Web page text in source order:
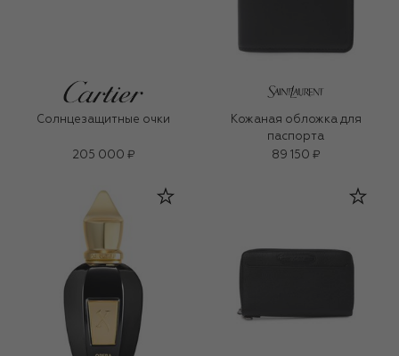
Солнцезащитные очки
205 000 ₽
Кожаная обложка для
паспорта
89 150 ₽